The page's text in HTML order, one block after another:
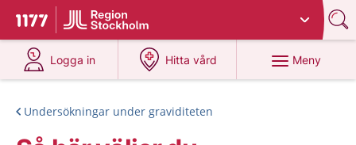
Till startsidan för 1177
Du har valt region
Logga in
på 1177.se
Hitta vård
på 1177.se
Meny
Undersökningar under graviditeten